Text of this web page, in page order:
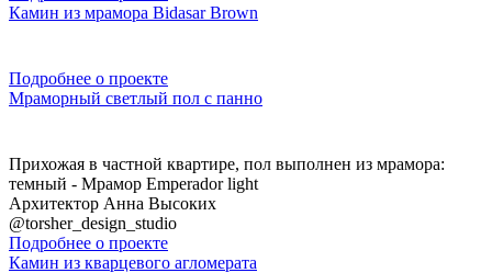
Камин из мрамора Bidasar Brown
Подробнее о проекте
Мраморный светлый пол с панно
Прихожая в частной квартире, пол выполнен из мрамора:
темный - Мрамор Emperador light
Архитектор Анна Высоких
@torsher_design_studio
Подробнее о проекте
Камин из кварцевого агломерата